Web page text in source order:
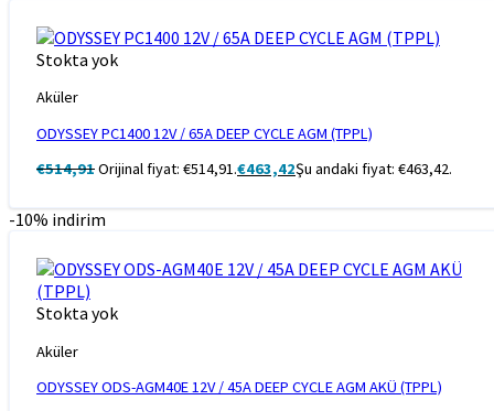
Stokta yok
Aküler
ODYSSEY PC1400 12V / 65A DEEP CYCLE AGM (TPPL)
€514,91Orijinal fiyat: €514,91.€463,42Şu andaki fiyat: €463,42.
-10% indirim
Stokta yok
Aküler
ODYSSEY ODS-AGM40E 12V / 45A DEEP CYCLE AGM AKÜ (TPPL)